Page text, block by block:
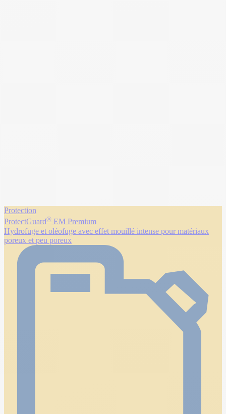
Protection
ProtectGuard® EM Premium
Hydrofuge et oléofuge avec effet mouillé intense pour matériaux
poreux et peu poreux